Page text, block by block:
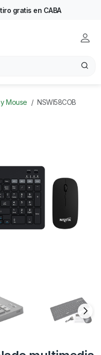
gratis en CABA
Mouse NSWI58COB